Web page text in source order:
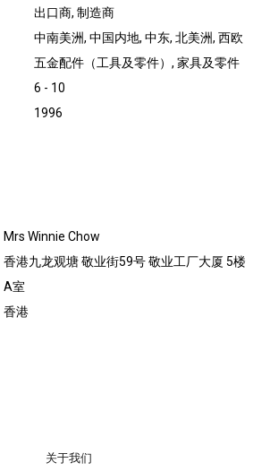
出口商, 制造商
中南美洲, 中国内地, 中东, 北美洲, 西欧
五金配件（工具及零件）, 家具及零件
6 - 10
1996
Mrs Winnie Chow
香港九龙观塘 敬业街59号 敬业工厂大厦 5楼
A室
香港
关于我们